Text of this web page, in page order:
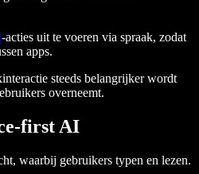
-acties uit te voeren via spraak, zodat
apps.
steeds belangrijker wordt
overneemt.
first AI
waarbij gebruikers typen en lezen.